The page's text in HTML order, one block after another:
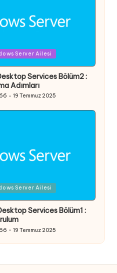
Server Ailesi
Services Bölüm2 :
Adımları
19 Temmuz 2025
Server Ailesi
Services Bölüm1 :
19 Temmuz 2025